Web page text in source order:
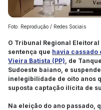
Foto: Reprodução / Redes Sociais
O Tribunal Regional
sentença que havia cassado
Vieira Batista (PP) , de
Sudoeste baiano, e
inelegibilidade de oito anos
suposta captação ilícita de
Na eleição do ano passado,